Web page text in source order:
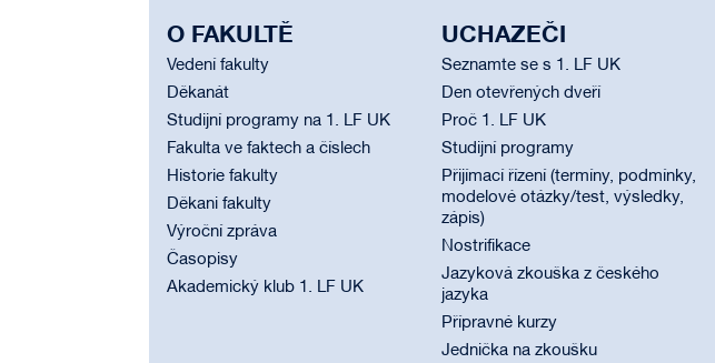
O FAKULTĚ
Vedení fakulty
Děkanát
Studijní programy na 1. LF UK
Fakulta ve faktech a číslech
Historie fakulty
Děkani fakulty
Výroční zpráva
Časopisy
Akademický klub 1. LF UK
UCHAZEČI
Seznamte se s 1. LF UK
Den otevřených dveří
Proč 1. LF UK
Studijní programy
Přijímací řízení (termíny, podmínky,
modelové otázky/test, výsledky,
zápis)
Nostrifikace
Jazyková zkouška z českého
jazyka
Přípravné kurzy
Jednička na zkoušku